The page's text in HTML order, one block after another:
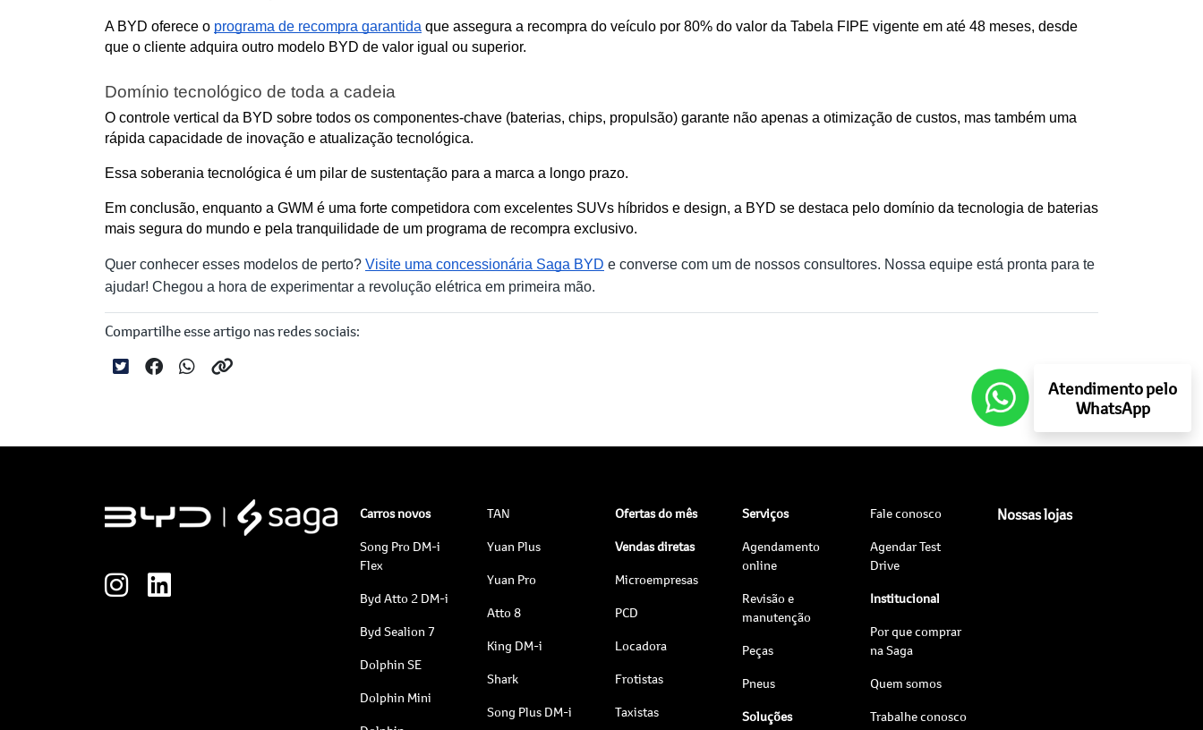
A BYD oferece o programa de recompra garantida que assegura a recompra do veículo por 80% do valor da Tabela FIPE vigente em até 48 meses, desde
que o cliente adquira outro modelo BYD de valor igual ou superior.
Domínio tecnológico de toda a cadeia
O controle vertical da BYD sobre todos os componentes-chave (baterias, chips, propulsão) garante não apenas a otimização de custos, mas também uma
rápida capacidade de inovação e atualização tecnológica.
Essa soberania tecnológica é um pilar de sustentação para a marca a longo prazo.
Em conclusão, enquanto a GWM é uma forte competidora com excelentes SUVs híbridos e design, a BYD se destaca pelo domínio da tecnologia de baterias
mais segura do mundo e pela tranquilidade de um programa de recompra exclusivo.
Quer conhecer esses modelos de perto? Visite uma concessionária Saga BYD e converse com um de nossos consultores. Nossa equipe está pronta para te
ajudar! Chegou a hora de experimentar a revolução elétrica em primeira mão.
Compartilhe esse artigo nas redes sociais:
Carros novos
Song Pro DM-i
Flex
Byd Atto 2 DM-i
Byd Sealion 7
Dolphin SE
Dolphin Mini
TAN
Yuan Plus
Yuan Pro
Atto 8
King DM-i
Shark
Song Plus DM-i
Ofertas do mês
Vendas diretas
Microempresas
PCD
Locadora
Frotistas
Taxistas
Serviços
Agendamento
online
Revisão e
manutenção
Peças
Pneus
Soluções
Fale conosco
Agendar Test
Drive
Institucional
Por que comprar
na Saga
Quem somos
Trabalhe conosco
Nossas lojas
Atendimento pelo
WhatsApp